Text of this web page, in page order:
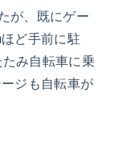
が、既にゲー
ど手前に駐
み自転車に乗
ジも自転車が